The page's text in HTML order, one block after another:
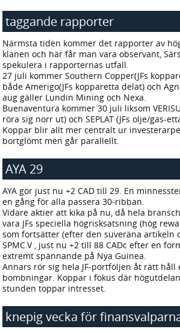
taggande rapporter
Närmsta tiden kommer det rapporter av
klanen och här får man vara observant,
spekulera i rapporternas utfall.
27 juli kommer Southern Copper(JFs
både Amerigo(JFs kopparetta delat) och
aug gäller Lundin Mining och Nexa.
Buenaventura kommer 30 juli liksom
röra sig norr ut) och SEPLAT (JFs olje/gas-
Koppar blir allt mer centralt ur
bortglömt men går parallellt.
AYA 29
AYA gör just nu +2 CAD till 29. En
en gång för alla passera 30-ribban.
Vidare aktier att kika på nu, då hela
vara JFs speciella högrisksatsning (hög
som fortsätter (efter den suveräna artikeln
SPMC.V , just nu +2 till 88 CADc efter en
extremt spännande på Nya Guinea.
Annars rör sig hela JF-portföljen åt rätt håll
bombningar. Koppar i fokus där
stunden toppar intresset.
knepig vecka för